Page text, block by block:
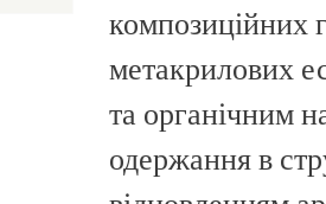
композиційних
метакрилових
та органічним
одержання в